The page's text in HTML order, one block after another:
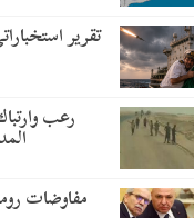
تقرير
رعب
مفاوضات